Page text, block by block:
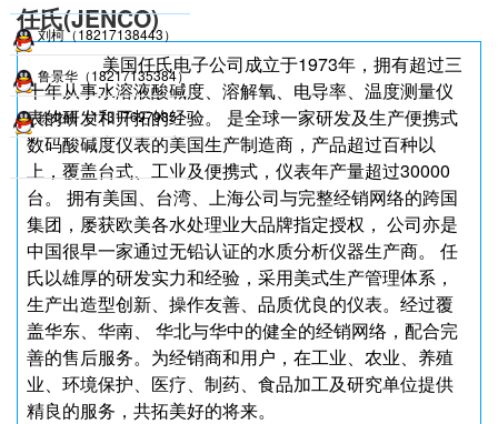
任氏(JENCO)
美国任氏电子公司成立于1973年，拥有超过三
十年从事水溶液酸碱度、溶解氧、电导率、温度测量仪
表的研发和开拓的经验。 是全球一家研发及生产便携式
数码酸碱度仪表的美国生产制造商，产品超过百种以
上，覆盖台式、工业及便携式，仪表年产量超过30000
台。 拥有美国、台湾、上海公司与完整经销网络的跨国
集团，屡获欧美各水处理业大品牌指定授权， 公司亦是
中国很早一家通过无铅认证的水质分析仪器生产商。 任
氏以雄厚的研发实力和经验，采用美式生产管理体系，
生产出造型创新、操作友善、品质优良的仪表。经过覆
盖华东、华南、 华北与华中的健全的经销网络，配合完
善的售后服务。为经销商和用户，在工业、农业、养殖
业、环境保护、医疗、制药、食品加工及研究单位提供
精良的服务，共拓美好的将来。
刘柯（18217138443）
鲁景华（18217135384）
徐龙梅（17317697985）